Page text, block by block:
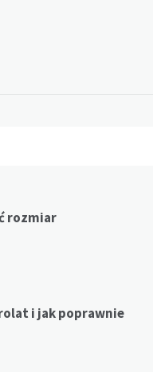
rozmiar
i jak poprawnie